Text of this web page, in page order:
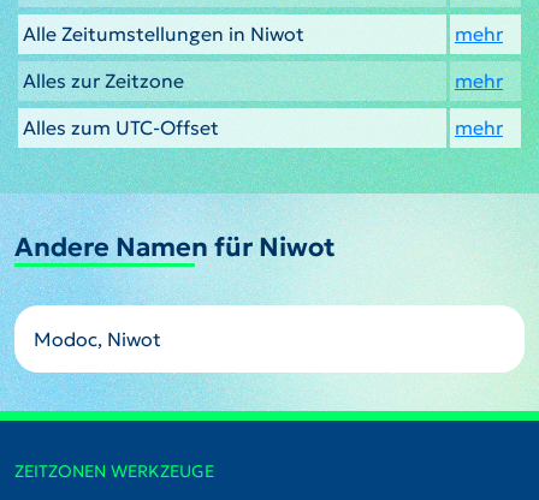
Alle Zeitumstellungen in Niwot
mehr
Alles zur Zeitzone
mehr
Alles zum UTC-Offset
mehr
Andere Namen für Niwot
Modoc, Niwot
ZEITZONEN WERKZEUGE